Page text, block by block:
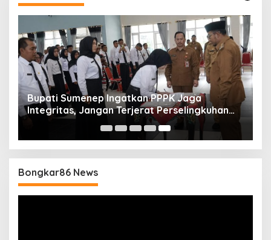
Bupati Sumenep Ingatkan PPPK Jaga
Integritas, Jangan Terjerat Perselingkuhan
dan Judi Online
Bongkar86 News